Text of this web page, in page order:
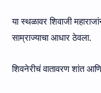
या स्थळावर शिवाजी
साम्राज्याचा आधार ठेवला.
शिवनेरीचं वातावरण शांत